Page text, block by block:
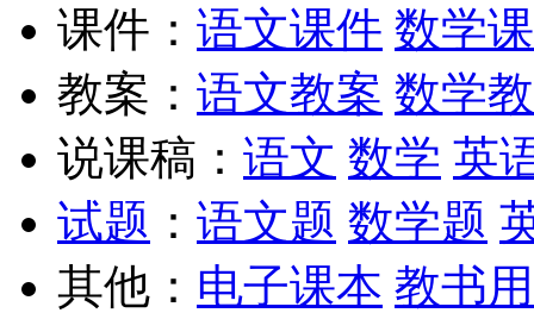
课件： 语文课件 数学
教案： 语文教案 数学
说课稿： 语文 数学 英
试题 ： 语文题 数学题
其他： 电子课本 教书